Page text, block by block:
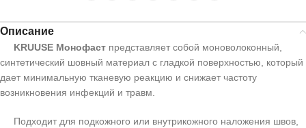
Описание
KRUUSE Монофаст представляет собой моноволоконный,
синтетический шовный материал с гладкой поверхностью, который
дает минимальную тканевую реакцию и снижает частоту
возникновения инфекций и травм.
Подходит для подкожного или внутрикожного наложения швов,